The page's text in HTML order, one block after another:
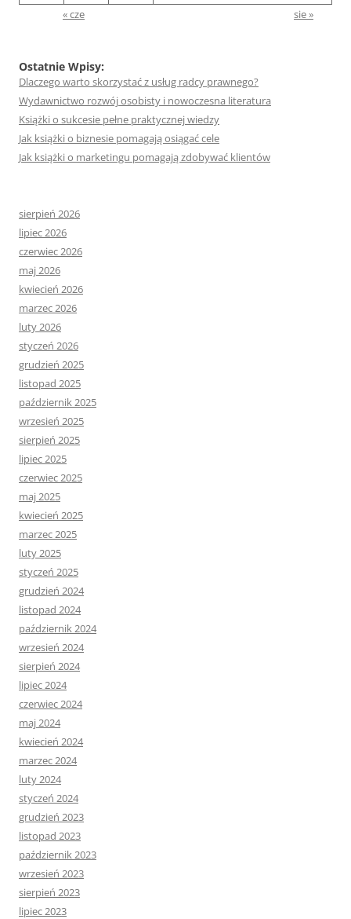
« cze
sie »
Ostatnie Wpisy:
Dlaczego warto skorzystać z usług radcy prawnego?
Wydawnictwo rozwój osobisty i nowoczesna literatura
Książki o sukcesie pełne praktycznej wiedzy
Jak książki o biznesie pomagają osiągać cele
Jak książki o marketingu pomagają zdobywać klientów
sierpień 2026
lipiec 2026
czerwiec 2026
maj 2026
kwiecień 2026
marzec 2026
luty 2026
styczeń 2026
grudzień 2025
listopad 2025
październik 2025
wrzesień 2025
sierpień 2025
lipiec 2025
czerwiec 2025
maj 2025
kwiecień 2025
marzec 2025
luty 2025
styczeń 2025
grudzień 2024
listopad 2024
październik 2024
wrzesień 2024
sierpień 2024
lipiec 2024
czerwiec 2024
maj 2024
kwiecień 2024
marzec 2024
luty 2024
styczeń 2024
grudzień 2023
listopad 2023
październik 2023
wrzesień 2023
sierpień 2023
lipiec 2023